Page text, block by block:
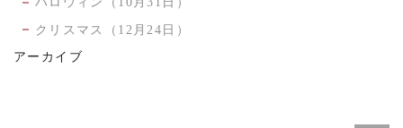
クリスマス（12月24日）
アーカイブ